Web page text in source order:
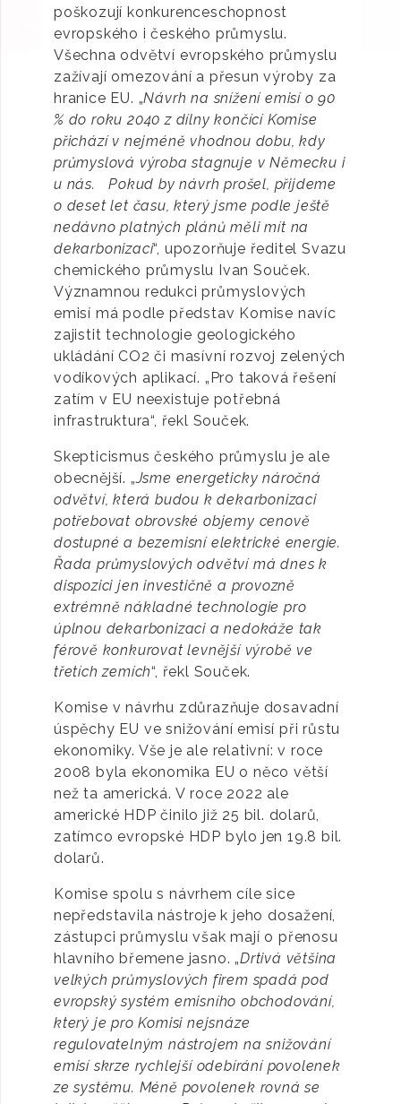
poškozují konkurenceschopnost
evropského i českého průmyslu.
Všechna odvětví evropského průmyslu
zažívají omezování a přesun výroby za
hranice EU. „Návrh na snížení emisí o 90
% do roku 2040 z dílny končící Komise
přichází v nejméně vhodnou dobu, kdy
průmyslová výroba stagnuje v Německu i
u nás. Pokud by návrh prošel, přijdeme
o deset let času, který jsme podle ještě
nedávno platných plánů měli mít na
dekarbonizaci“, upozorňuje ředitel Svazu
chemického průmyslu Ivan Souček.
Významnou redukci průmyslových
emisí má podle představ Komise navíc
zajistit technologie geologického
ukládání CO2 či masívní rozvoj zelených
vodíkových aplikací. „Pro taková řešení
zatím v EU neexistuje potřebná
infrastruktura“, řekl Souček.
Skepticismus českého průmyslu je ale
obecnější. „Jsme energeticky náročná
odvětví, která budou k dekarbonizaci
potřebovat obrovské objemy cenově
dostupné a bezemisní elektrické energie.
Řada průmyslových odvětví má dnes k
dispozici jen investičně a provozně
extrémně nákladné technologie pro
úplnou dekarbonizaci a nedokáže tak
férově konkurovat levnější výrobě ve
třetích zemích“, řekl Souček.
Komise v návrhu zdůrazňuje dosavadní
úspěchy EU ve snižování emisí při růstu
ekonomiky. Vše je ale relativní: v roce
2008 byla ekonomika EU o něco větší
než ta americká. V roce 2022 ale
americké HDP činilo již 25 bil. dolarů,
zatímco evropské HDP bylo jen 19.8 bil.
dolarů.
Komise spolu s návrhem cíle sice
nepředstavila nástroje k jeho dosažení,
zástupci průmyslu však mají o přenosu
hlavního břemene jasno. „Drtivá většina
velkých průmyslových firem spadá pod
evropský systém emisního obchodování,
který je pro Komisi nejsnáze
regulovatelným nástrojem na snižování
emisí skrze rychlejší odebírání povolenek
ze systému. Méně povolenek rovná se